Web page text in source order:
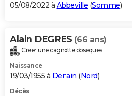
05/08/2022 à Abbeville (Somme)
Alain DEGRES (66 ans)
Créer une cagnotte obsèques
Naissance
19/03/1955 à Denain (Nord)
Décès